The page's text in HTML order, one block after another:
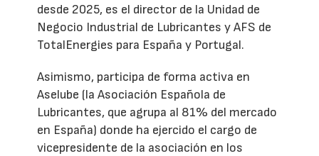
desde 2025, es el director de la Unidad de
Negocio Industrial de Lubricantes y AFS de
TotalEnergies para España y Portugal.
Asimismo, participa de forma activa en
Aselube (la Asociación Española de
Lubricantes, que agrupa al 81% del mercado
en España) donde ha ejercido el cargo de
vicepresidente de la asociación en los